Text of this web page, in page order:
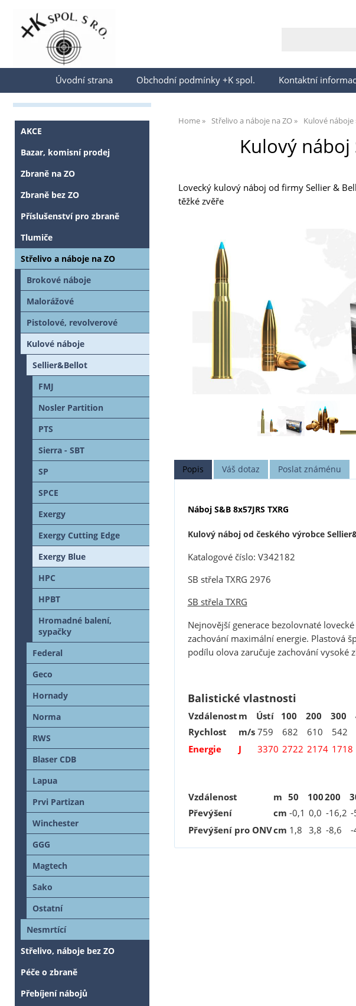
Přihlásit se
Úvodní strana Obchodní podmínky +K spol. Kontaktní
Home Střelivo a náboje na ZO Kulové náboje
Kulový náboj
Lovecký kulový náboj od firmy Sellier &
těžké zvěře
Popis Váš dotaz Poslat známénu
Náboj S&B 8x57JRS TXRG
Kulový nábojod českého výrobce
Katalogové číslo: V342182
SB střela TXRG 2976
SB střela TXRG
Nejnovější generace bezolovnaté
zachování maximální energie. Plastová
podílu olova zaručuje zachování vysoké
Balistické vlastnosti
Vzdálenostm Ústí 100 200 300
Rychlost
m/s 759 682 610 542
Energie
J 3370 2722 2174 1718
Vzdálenost m 50 100200
Převýšení
cm -0,1 0,0 -16,2 -
Převýšení pro ONVcm 1,8 3,8 -8,6 -
AKCE
Bazar, komisní prodej
Zbraně na ZO
Zbraně bez ZO
Příslušenství pro zbraně
Tlumiče
Střelivo a náboje na ZO
Brokové náboje
Malorážové
Pistolové, revolverové
Kulové náboje
Sellier&Bellot
FMJ
Nosler Partition
PTS
Sierra - SBT
SP
SPCE
Exergy
Exergy Cutting Edge
Exergy Blue
HPC
HPBT
Hromadné balení,
sypačky
Federal
Geco
Hornady
Norma
RWS
Blaser CDB
Lapua
Prvi Partizan
Winchester
GGG
Magtech
Sako
Ostatní
Nesmrtící
Střelivo, náboje bez ZO
Péče o zbraně
Přebíjení nábojů